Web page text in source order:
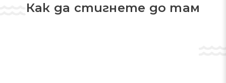
Как да стигнете до там